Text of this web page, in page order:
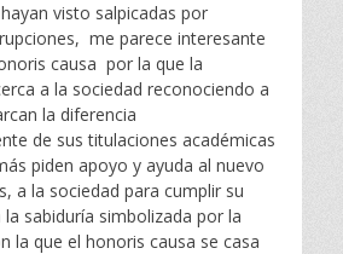
visto salpicadas por
me parece interesante
causa por la que la
a la sociedad reconociendo a
la diferencia
de sus titulaciones académicas
piden apoyo y ayuda al nuevo
a la sociedad para cumplir su
sabiduría simbolizada por la
la que el honoris causa se casa